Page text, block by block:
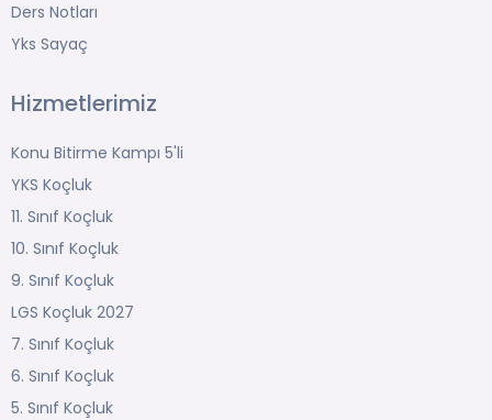
Ders Notları
Yks Sayaç
Hizmetlerimiz
Konu Bitirme Kampı 5'li
YKS Koçluk
11. Sınıf Koçluk
10. Sınıf Koçluk
9. Sınıf Koçluk
LGS Koçluk 2027
7. Sınıf Koçluk
6. Sınıf Koçluk
5. Sınıf Koçluk